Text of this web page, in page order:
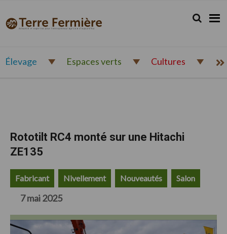
navigation
contenu
principal
pied
de
Terre
Fermière
Actualité
et
pour
Élevage Espaces verts Cultures
Rototilt RC4 monté sur une Hitachi
ZE135
Fabricant Nivellement Nouveautés Salon
7 mai 2025